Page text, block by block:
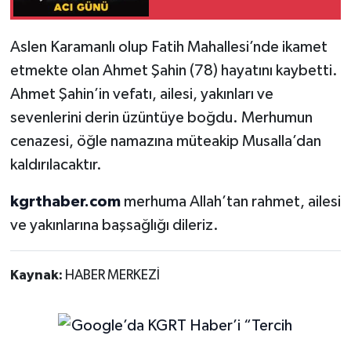
Aslen Karamanlı olup Fatih Mahallesi’nde ikamet
etmekte olan Ahmet Şahin (78) hayatını kaybetti.
Ahmet Şahin’in vefatı, ailesi, yakınları ve
sevenlerini derin üzüntüye boğdu. Merhumun
cenazesi, öğle namazına müteakip Musalla’dan
kaldırılacaktır.
kgrthaber.commerhuma Allah’tan rahmet, ailesi
ve yakınlarına başsağlığı dileriz.
Kaynak: HABER MERKEZİ